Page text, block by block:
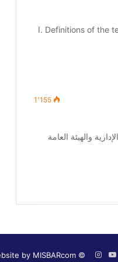
I. Definitions of the
1٬155
والهيئة العامة
© Copyright 2026, TAMMUZ ORG, All Rights Reserved |
by MISBARcom فيسبوك‫YouTubeانستقرام